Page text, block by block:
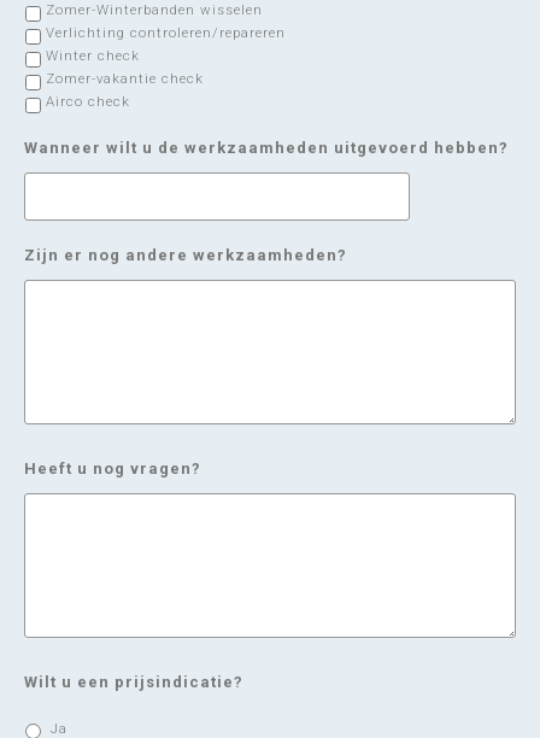
Zomer-Winterbanden wisselen
Verlichting controleren/repareren
Winter check
Zomer-vakantie check
Airco check
Wanneer wilt u de werkzaamheden uitgevoerd hebben?
Zijn er nog andere werkzaamheden?
Heeft u nog vragen?
Wilt u een prijsindicatie?
Ja